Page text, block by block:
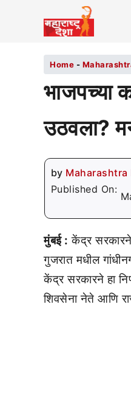
Home -
भाजपच्या
उठवला?
by Maharashtra
Published On:
मुंबई : केंद्र
गुजरात मधील
केंद्र सरकारने हा
शिवसेना नेते आणि